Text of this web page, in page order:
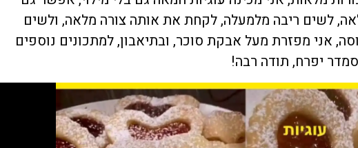
לשים ריבה מלמעלה, לקחת את אותה צורה מלאה, ולשים
אני מפזרת מעל אבקת סוכר, ובתיאבון, למתכונים נוספים
יפרח, תודה רבה!